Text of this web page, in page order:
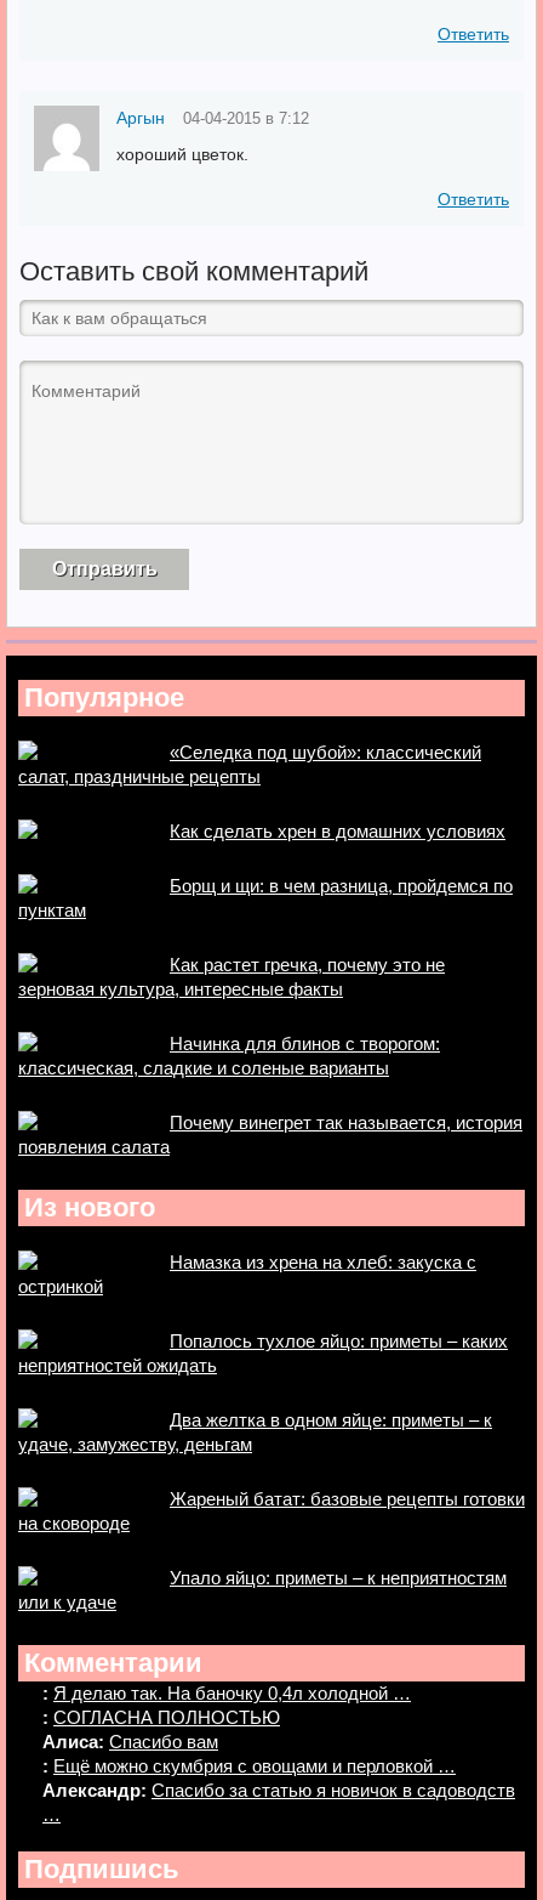
Ответить
Аргын 04-04-2015 в 7:12
хороший цветок.
Ответить
Оставить свой комментарий
Популярное
«Селедка под шубой»: классический
салат, праздничные рецепты
Как сделать хрен в домашних условиях
Борщ и щи: в чем разница, пройдемся по
пунктам
Как растет гречка, почему это не
зерновая культура, интересные факты
Начинка для блинов с творогом:
классическая, сладкие и соленые варианты
Почему винегрет так называется, история
появления салата
Из нового
Намазка из хрена на хлеб: закуска с
остринкой
Попалось тухлое яйцо: приметы – каких
неприятностей ожидать
Два желтка в одном яйце: приметы – к
удаче, замужеству, деньгам
Жареный батат: базовые рецепты готовки
на сковороде
Упало яйцо: приметы – к неприятностям
или к удаче
Комментарии
: Я делаю так. На баночку 0,4л холодной …
: СОГЛАСНА ПОЛНОСТЬЮ
Алиса: Спасибо вам
: Ещё можно скумбрия с овощами и перловкой …
Александр: Спасибо за статью я новичок в садоводств
…
Подпишись